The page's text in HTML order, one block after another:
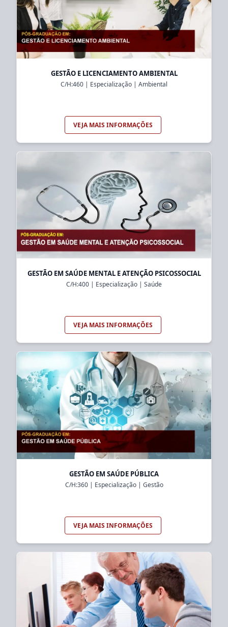
GESTÃO E LICENCIAMENTO AMBIENTAL
C/H:460 | Especialização | Ambiental
VEJA MAIS INFORMAÇÕES
GESTÃO EM SAÚDE MENTAL E ATENÇÃO PSICOSSOCIAL
C/H:400 | Especialização | Saúde
VEJA MAIS INFORMAÇÕES
GESTÃO EM SAÚDE PÚBLICA
C/H:360| Especialização| Gestão
VEJA MAIS INFORMAÇÕES